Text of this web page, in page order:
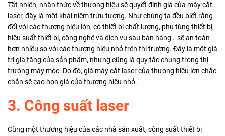
Tất nhiên, nhận thức về thương hiệu sẽ quyết định giá của máy cắt
laser, đây là một khái niệm trừu tượng. Như chúng ta đều biết rằng
đối với các thương hiệu lớn, có thiết bị chất lượng, phụ tùng thiết bị,
hiệu suất thiết bị, công nghệ và dịch vụ sau bán hàng… sẽ an toàn
hơn nhiều so với các thương hiệu nhỏ trên thị trường. Đây là một giá
trị gia tăng của sản phẩm, nhưng cũng là quy tắc chung trong thị
trường máy móc. Do đó, giá máy cắt laser của thương hiệu lớn chắc
chắn sẽ cao hơn giá của thương hiệu nhỏ.
3. Công suất laser
Cùng một thương hiệu của các nhà sản xuất, công suất thiết bị